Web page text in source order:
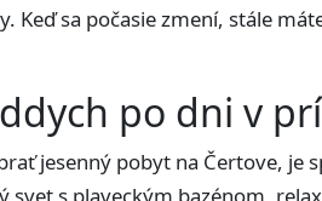
sa počasie zmení, stále
po dni v
jesenný pobyt na Čertove, je